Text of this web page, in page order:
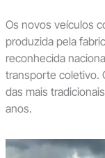
Os novos veículos
produzida pela
reconhecida
transporte coletivo.
das mais
anos.